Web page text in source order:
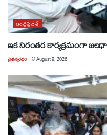
ఆంధ్రప్రదేశ్
ఇక నిరంతర కార్యక్రమంగా
చైతన్యరధం @August 9, 2026